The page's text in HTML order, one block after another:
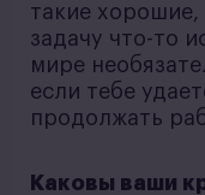
такие хорошие,
задачу что-то
мире
если тебе
продолжать
Каковы ваши